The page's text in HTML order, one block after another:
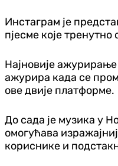
Инстаграм је
пјесме које тренутно
Најновије
ажурира када се
ове двије платформе.
До сада је музика у
омогућава
кориснике и